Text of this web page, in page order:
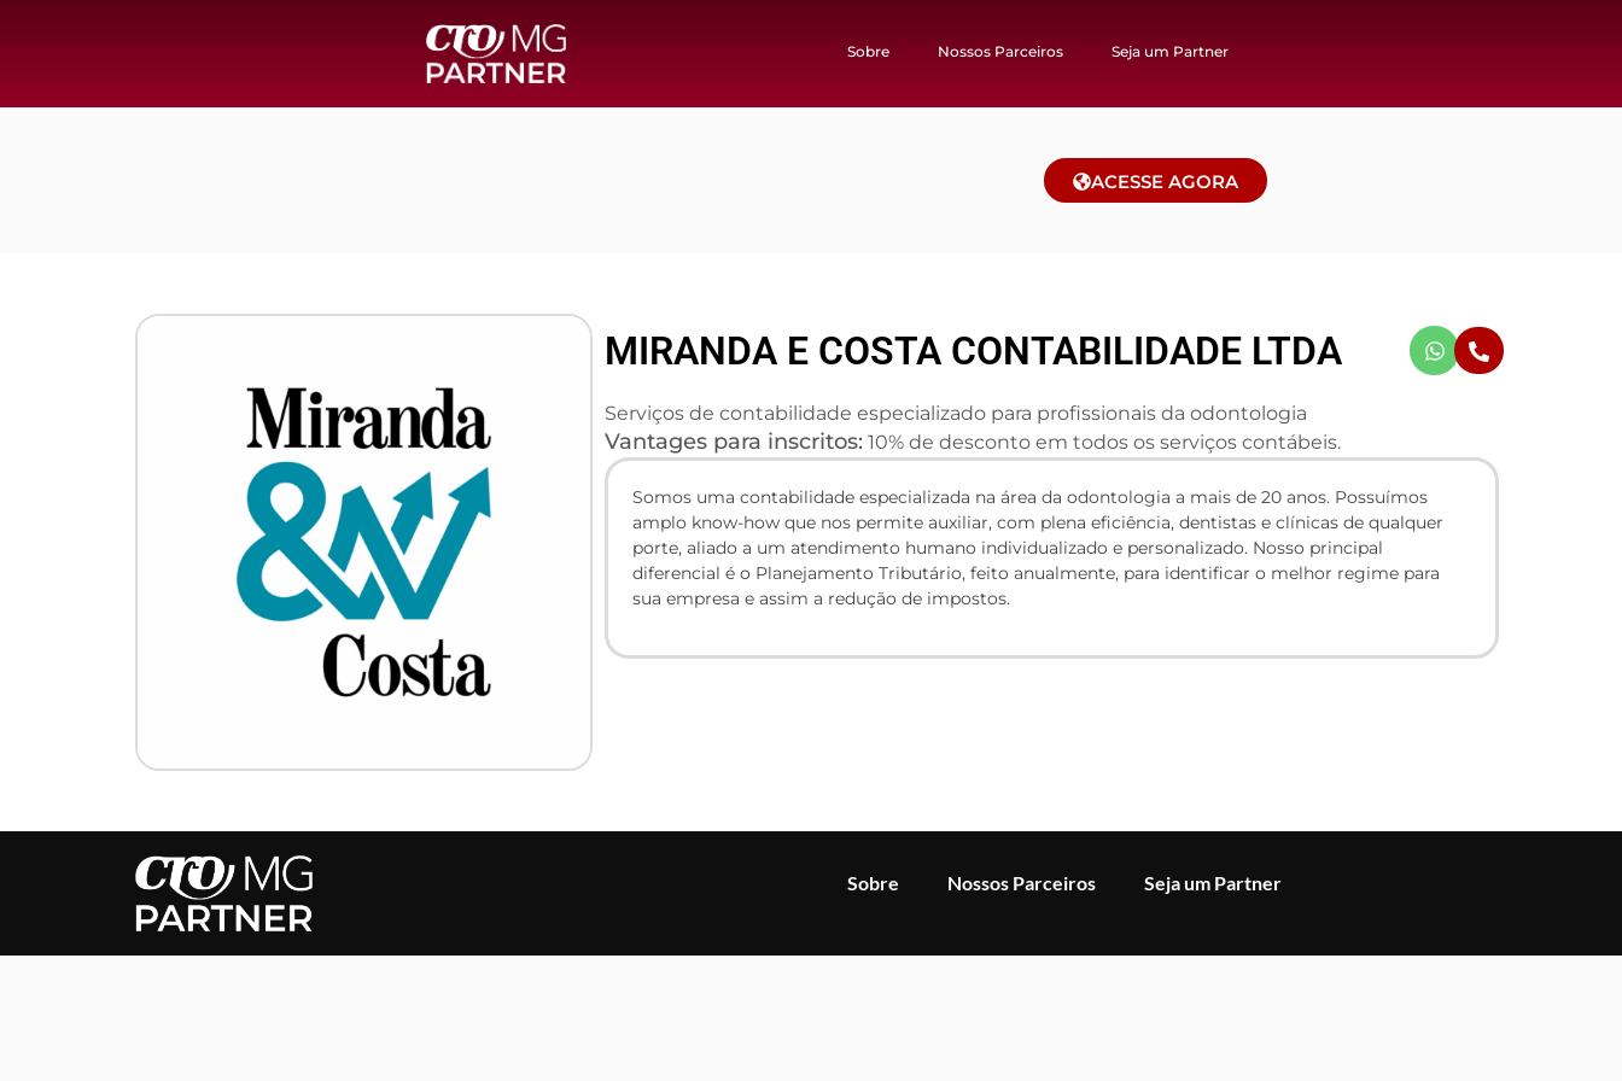
Sobre Nossos Parceiros Seja um Partner
ACESSE AGORA
MIRANDA E COSTA CONTABILIDADE LTDA
Serviços de contabilidade especializado para profissionais da odontologia
Vantages para inscritos: 10% de desconto em todos os serviços contábeis.
Somos uma contabilidade especializada na área da odontologia a mais de 20 anos. Possuímos
amplo know-how que nos permite auxiliar, com plena eficiência, dentistas e clínicas de qualquer
porte, aliado a um atendimento humano individualizado e personalizado. Nosso principal
diferencial é o Planejamento Tributário, feito anualmente, para identificar o melhor regime para
sua empresa e assim a redução de impostos.
Sobre Nossos Parceiros Seja um Partner